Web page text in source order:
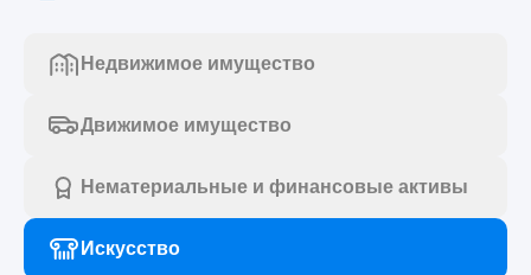
Недвижимое имущество
Движимое имущество
Нематериальные и финансовые активы
Искусство